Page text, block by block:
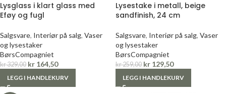
Lysglass i klart glass med
Eføy og fugl
Salgsvare, Interiør på salg, Vaser
og lysestaker
BørsCompagniet
kr329,00 kr 164,50
LEGG I HANDLEKURV
Lysestake i metall, beige
sandfinish, 24 cm
Salgsvare, Interiør på salg, Vaser
og lysestaker
BørsCompagniet
kr259,00 kr 129,50
LEGG I HANDLEKURV